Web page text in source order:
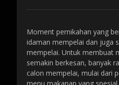
Moment pernikahan yang
idaman mempelai dan juga
mempelai. Untuk membuat
semakin berkesan, banyak
calon mempelai, mulai dari